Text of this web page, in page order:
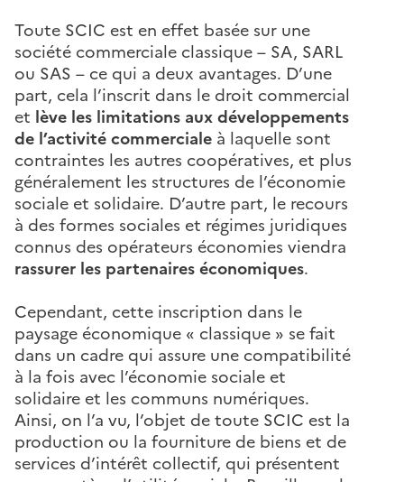
Toute SCIC est en effet basée sur une
société commerciale classique – SA, SARL
ou SAS – ce qui a deux avantages. D’une
part, cela l’inscrit dans le droit commercial
et lève les limitations aux développements
de l’activité commerciale à laquelle sont
contraintes les autres coopératives, et plus
généralement les structures de l’économie
sociale et solidaire. D’autre part, le recours
à des formes sociales et régimes juridiques
connus des opérateurs économies viendra
rassurer les partenaires économiques.
Cependant, cette inscription dans le
paysage économique « classique » se fait
dans un cadre qui assure une compatibilité
à la fois avec l’économie sociale et
solidaire et les communs numériques.
Ainsi, on l’a vu, l’objet de toute SCIC est la
production ou la fourniture de biens et de
services d’intérêt collectif, qui présentent